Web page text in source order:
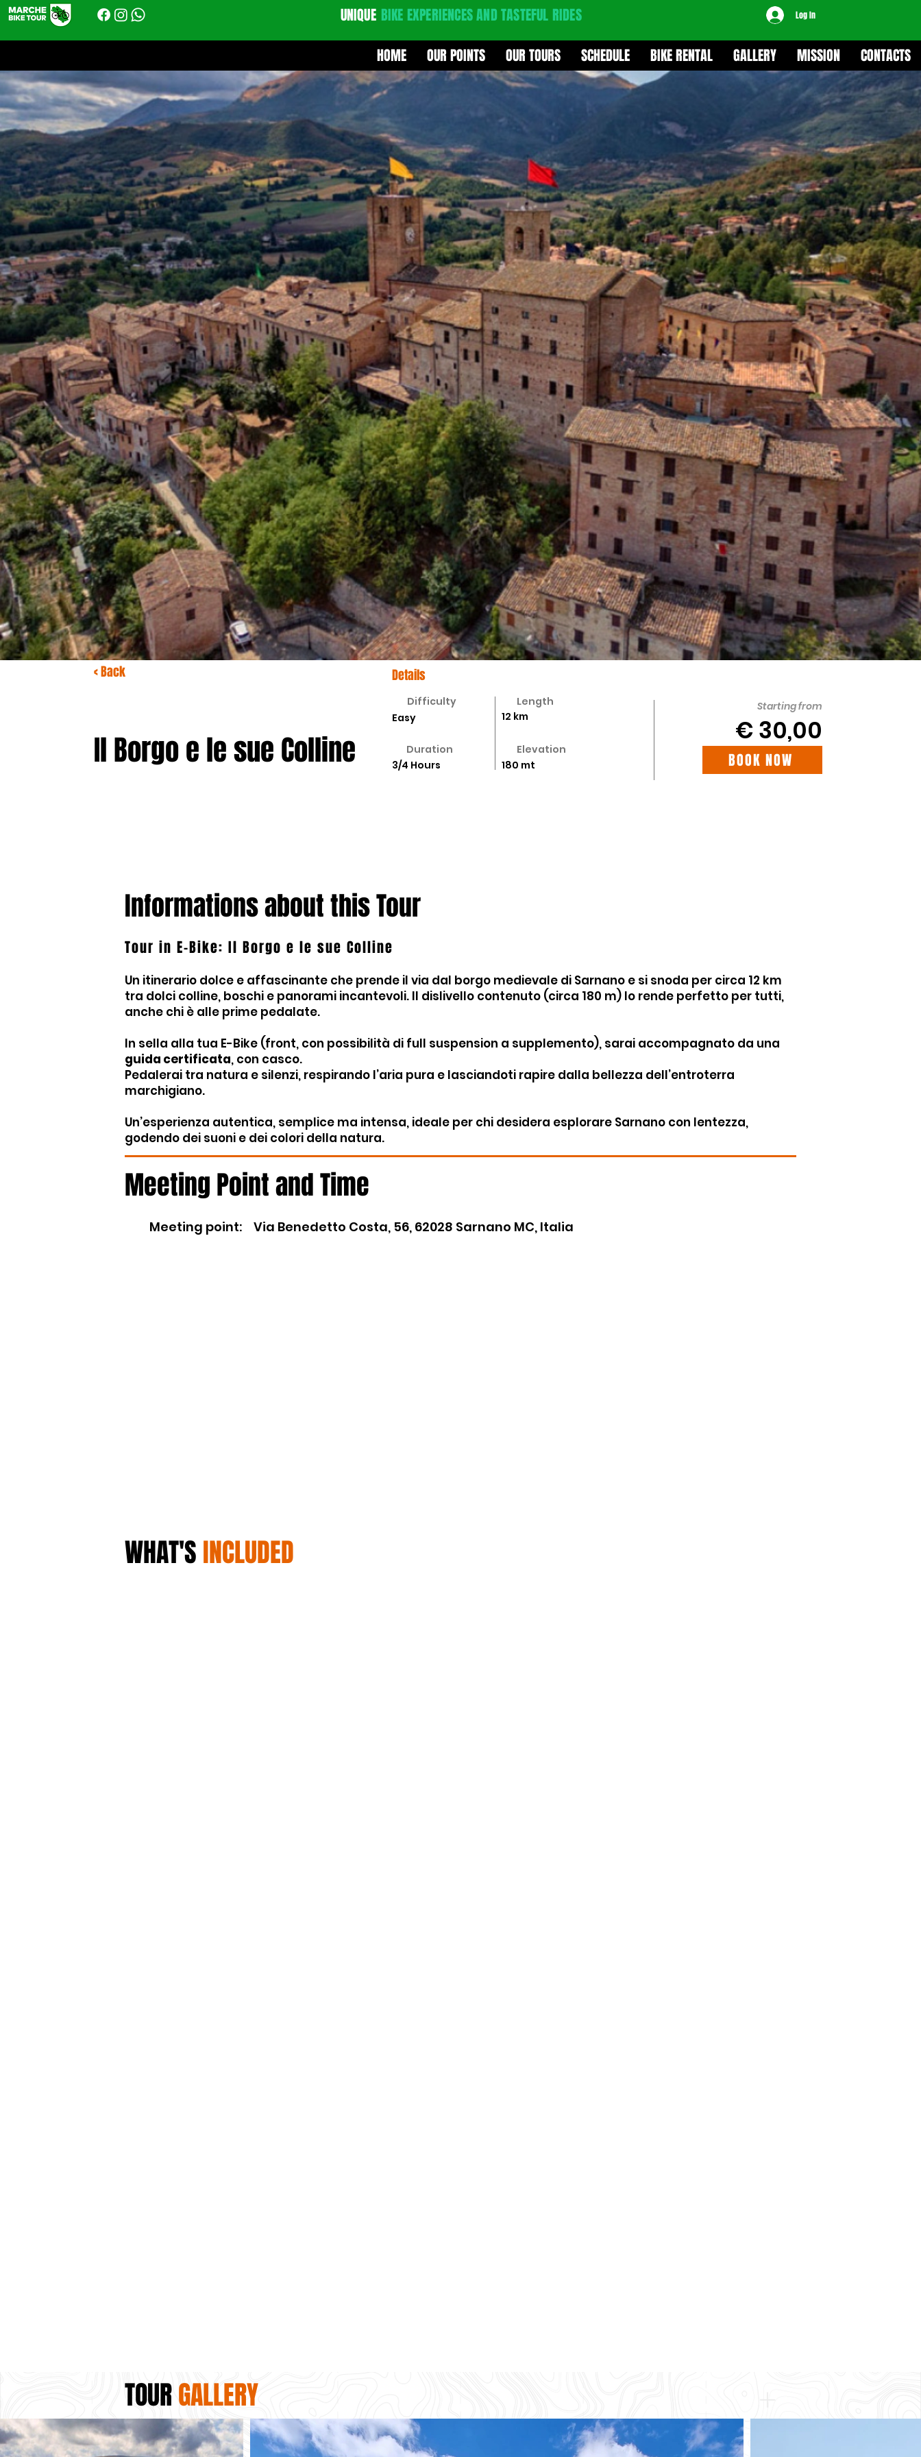
UNIQUE BIKE EXPERIENCESAND TASTEFUL RIDES Log In
HOME OUR POINTS OUR TOURS SCHEDULE BIKE RENTAL GALLERY MISSION CONTACTS
< Back
Il Borgo e le sue Colline
Details
Difficulty
Easy
Length
12 km
Duration
3/4 Hours
Elevation
180 mt
Starting from
€ 30,00
BOOK NOW
Informations about this Tour
Tour in E-Bike: Il Borgo e le sue Colline
Un itinerario dolce e affascinante che prende il via dal borgo medievale di Sarnano e si snoda per circa 12 km
tra dolci colline, boschi e panorami incantevoli. Il dislivello contenuto (circa 180 m) lo rende perfetto per tutti,
anche chi è alle prime pedalate.
In sella alla tua E-Bike (front, con possibilità di full suspension a supplemento), sarai accompagnato da una
guida certificata, con casco.
Pedalerai tra natura e silenzi, respirando l’aria pura e lasciandoti rapire dalla bellezza dell’entroterra
marchigiano.
Un’esperienza autentica, semplice ma intensa, ideale per chi desidera esplorare Sarnano con lentezza,
godendo dei suoni e dei colori della natura.
Meeting Point and Time
Meeting point: Via Benedetto Costa, 56, 62028 Sarnano MC, Italia
WHAT'SINCLUDED
TOURGALLERY